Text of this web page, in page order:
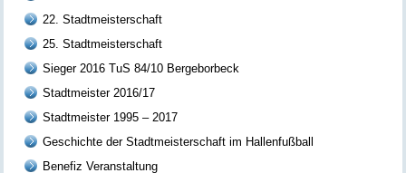
22. Stadtmeisterschaft
25. Stadtmeisterschaft
Sieger 2016 TuS 84/10 Bergeborbeck
Stadtmeister 2016/17
Stadtmeister 1995 – 2017
Geschichte der Stadtmeisterschaft im Hallenfußball
Benefiz Veranstaltung